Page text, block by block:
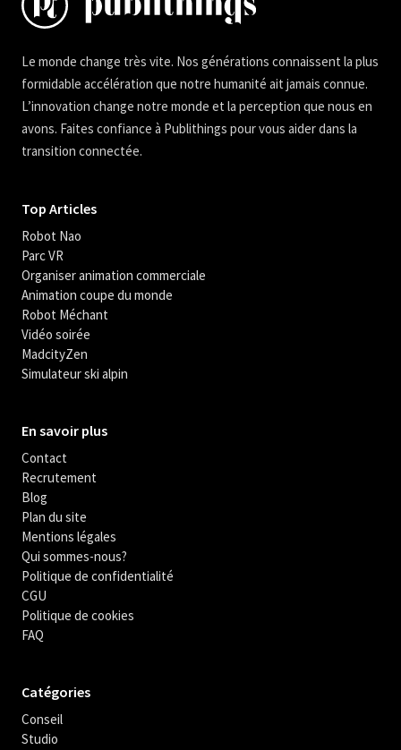
Le monde change très vite. Nos générations connaissent la plus
formidable accélération que notre humanité ait jamais connue.
L’innovation change notre monde et la perception que nous en
avons. Faites confiance à Publithings pour vous aider dans la
transition connectée.
Top Articles
Robot Nao
Parc VR
Organiser animation commerciale
Animation coupe du monde
Robot Méchant
Vidéo soirée
MadcityZen
Simulateur ski alpin
En savoir plus
Contact
Recrutement
Blog
Plan du site
Mentions légales
Qui sommes-nous?
Politique de confidentialité
CGU
Politique de cookies
FAQ
Catégories
Conseil
Studio